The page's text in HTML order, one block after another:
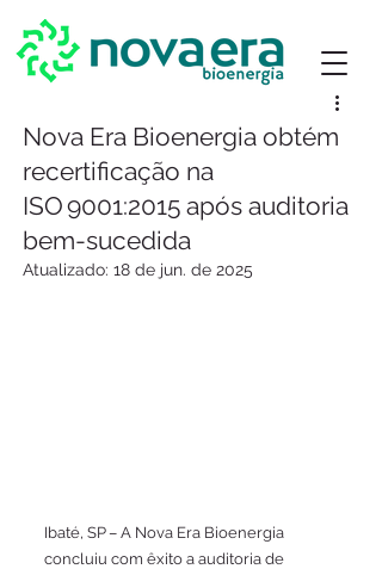
Nova Era Bioenergia obtém
recertificação na
ISO 9001:2015 após auditoria
bem-sucedida
Atualizado: 18 de jun. de 2025
Ibaté, SP – A Nova Era Bioenergia
concluiu com êxito a auditoria de